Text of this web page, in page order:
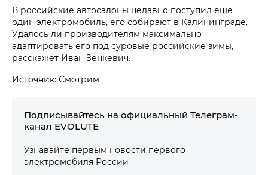
В российские автосалоны недавно поступил еще
один электромобиль, его собирают в Калининграде.
Удалось ли производителям максимально
адаптировать его под суровые российские зимы,
расскажет Иван Зенкевич.
Источник: Смотрим
Подписывайтесь на официальный Телеграм-
канал EVOLUTE
Узнавайте первым новости первого
электромобиля России